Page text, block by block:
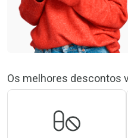
Os melhores descontos